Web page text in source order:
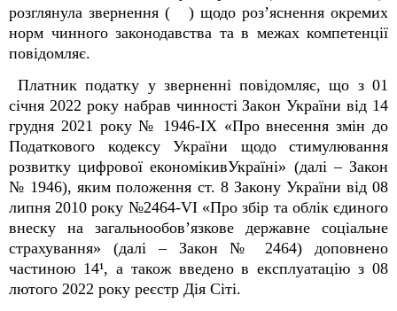
розглянула звернення ( ) щодо роз’яснення окремих
норм чинного законодавства та в межах компетенції
повідомляє.
Платник податку у зверненні повідомляє, що з 01
січня 2022 року набрав чинності Закон України від 14
грудня 2021 року № 1946-IX «Про внесення змін до
Податкового кодексу України щодо стимулювання
розвитку цифрової економікивУкраїні» (далі – Закон
№ 1946), яким положення ст. 8 Закону України від 08
липня 2010 року №2464-VI «Про збір та облік єдиного
внеску на загальнообов’язкове державне соціальне
страхування» (далі – Закон № 2464) доповнено
частиною 14¹, а також введено в експлуатацію з 08
лютого 2022 року реєстр Дія Сіті.